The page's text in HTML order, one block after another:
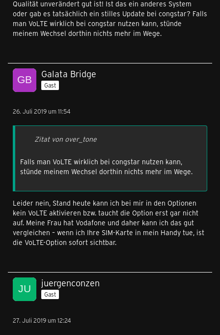
Qualität unverändert gut ist! Ist das ein anderes System
oder gab es tatsächlich ein stilles Update bei congstar? Falls
man VoLTE wirklich bei congstar nutzen kann, stünde
meinem Wechsel dorthin nichts mehr im Wege.
Galata Bridge
Gast
26. Juli 2019 um 11:54
Zitat von over_tone
Falls man VoLTE wirklich bei congstar nutzen kann,
stünde meinem Wechsel dorthin nichts mehr im Wege.
Leider nein, Stand heute kann ich bei mir in den Optionen
kein VoLTE aktivieren bzw. taucht die Option erst gar nicht
auf. Meine Frau hat Vodafone und daher kann ich das gut
vergleichen – wenn ich Ihre SIM-Karte in mein Handy tue, ist
die VoLTE-Option sofort sichtbar.
juergenconzen
Gast
27. Juli 2019 um 12:24